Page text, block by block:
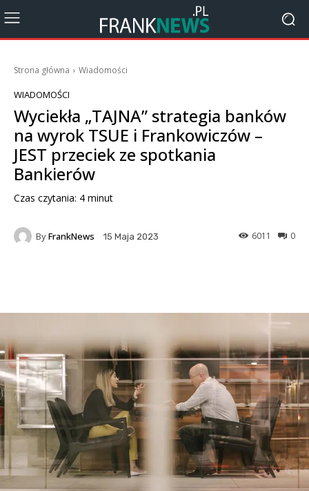
Strona główna Wiadomości
WIADOMOŚCI
Wyciekła „TAJNA” strategia banków
na wyrok TSUE i Frankowiczów –
JEST przeciek ze spotkania
Bankierów
Czas czytania: 4 minut
ByFrankNews 15 Maja 2023 0
6011